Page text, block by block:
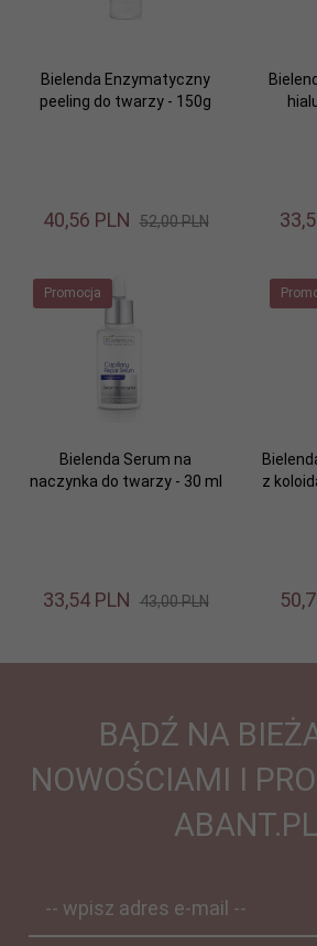
Bielenda Enzymatyczny
peeling do twarzy - 150g
40,56 PLN 52,00 PLN 33,
Promocja
Bielenda Serum na
naczynka do twarzy - 30 ml
33,54 PLN 43,00 PLN
z
50,
BĄDŹ NA
NOWOŚCIAMI I
ABANT.PL
-- wpisz adres e-mail --